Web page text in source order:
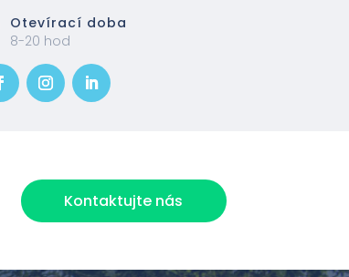
Otevírací doba
8-20 hod
Kontaktujte nás